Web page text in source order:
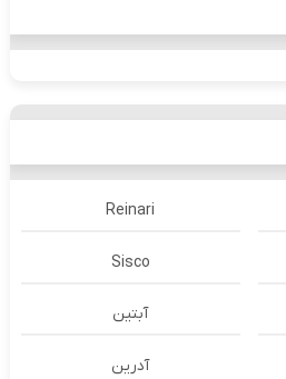
Reinari
Sisco
آبتین
آدرين